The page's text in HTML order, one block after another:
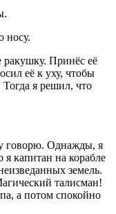
носу.
Принёс её
её к уху, чтобы
я решил, что
говорю. Однажды, я
я капитан на корабле
земель.
талисман!
а потом спокойно